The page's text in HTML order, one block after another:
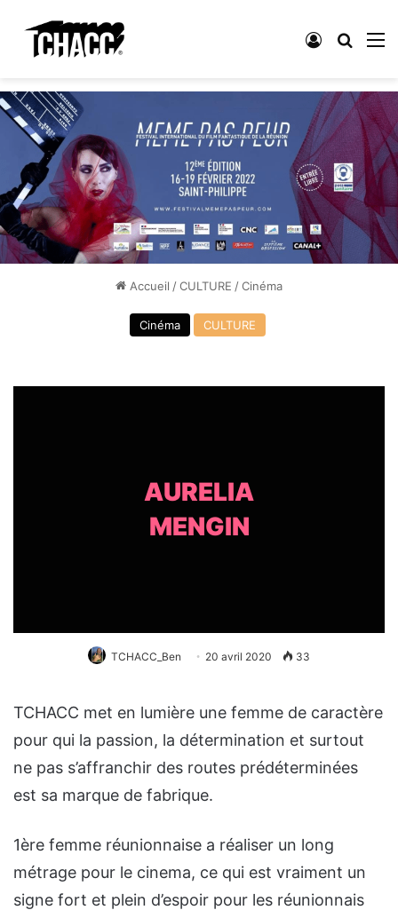
Connexion
Accueil /CULTURE /Cinéma
Cinéma CULTURE
AURELIA
MENGIN
TCHACC_Ben 20 avril 2020 33
TCHACC met en lumière une femme de caractère
pour qui la passion, la détermination et surtout
ne pas s’affranchir des routes prédéterminées
est sa marque de fabrique.
1ère femme réunionnaise a réaliser un long
métrage pour le cinema, ce qui est vraiment un
signe fort et plein d’espoir pour les réunionnais